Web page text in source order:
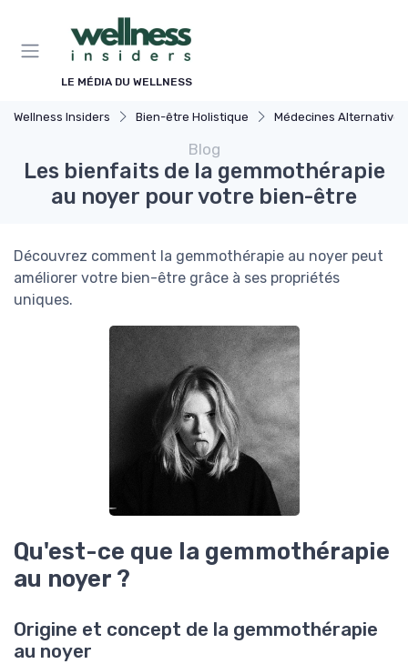
LE MÉDIA DU WELLNESS
Wellness Insiders Bien-être Holistique Médecines Alternatives
Blog
Les bienfaits de la gemmothérapie
au noyer pour votre bien-être
Découvrez comment la gemmothérapie au noyer peut
améliorer votre bien-être grâce à ses propriétés
uniques.
Qu'est-ce que la gemmothérapie
au noyer ?
Origine et concept de la gemmothérapie
au noyer